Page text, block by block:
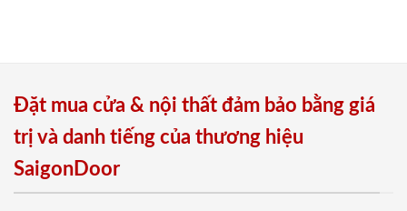
Đặt mua cửa & nội thất đảm bảo bằng giá
trị và danh tiếng của thương hiệu
SaigonDoor